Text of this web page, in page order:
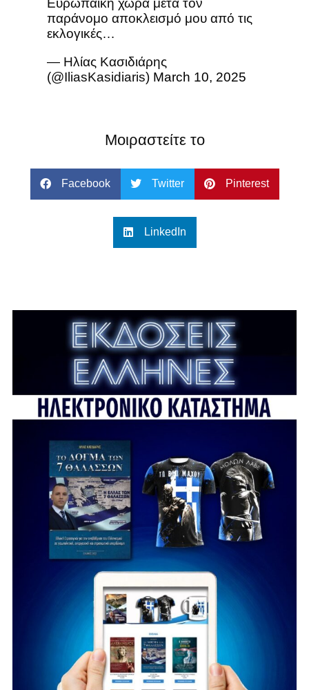
παράνομο αποκλεισμό μου από τις
εκλογικές…
— Ηλίας Κασιδιάρης
(@IliasKasidiaris) March 10, 2025
Μοιραστείτε το
Facebook Twitter Pinterest
LinkedIn